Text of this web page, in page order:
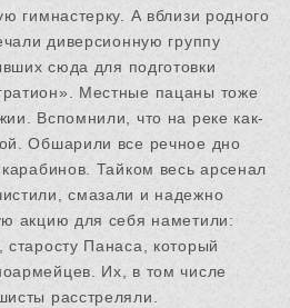
гимнастерку. А вблизи родного
диверсионную группу
сюда для подготовки
Местные пацаны тоже
Вспомнили, что на реке как-
Обшарили все речное дно
Тайком весь арсенал
смазали и надежно
акцию для себя наметили:
старосту Панаса, который
Их, в том числе
расстреляли.